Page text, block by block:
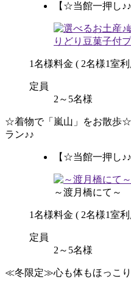
【☆当館一押し
1名様料金 ( 2名様1室
定員
2～5名様
☆着物で「嵐山」をお散歩
ラン♪♪
【☆当館一押し
～渡月橋にて～
1名様料金 ( 2名様1室
定員
2～5名様
≪冬限定≫心も体もほっこ